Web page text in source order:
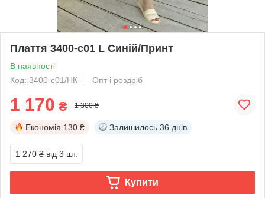
Плаття 3400-c01 L Синій/Принт
В наявності
Код: 3400-c01/НК
Опт і роздріб
1 170 ₴ 1 300 ₴
Економія 130 ₴ Залишилось 36 днів
1 270 ₴ від 3 шт.
Купити